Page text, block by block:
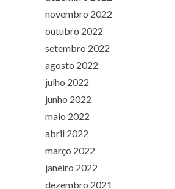
novembro 2022
outubro 2022
setembro 2022
agosto 2022
julho 2022
junho 2022
maio 2022
abril 2022
março 2022
janeiro 2022
dezembro 2021